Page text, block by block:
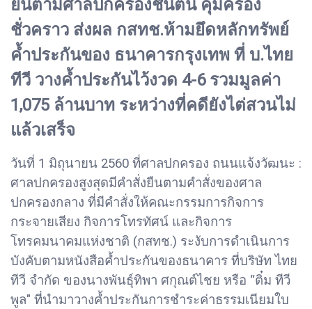
ยืนตามศาลปกครองชั้นต้น คุ้มครอง
ชั่วคราว ส่งผล กสทช.ห้ามยึดหลักทรัพย์
ค้ำประกันของ ธนาคารกรุงเทพ ที่ บ.ไทย
ทีวี วางค้ำประกันไว้งวด 4-6 รวมมูลค่า
1,075 ล้านบาท ระหว่างที่คดียังไต่สวนไม่
แล้วเสร็จ
วันที่ 1 มิถุนายน 2560 ที่ศาลปกครอง ถนนแจ้งวัฒนะ :
ศาลปกครองสูงสุดมีคำสั่งยืนตามคำสั่งของศาล
ปกครองกลาง ที่มีคำสั่งให้คณะกรรมการกิจการ
กระจายเสียง กิจการโทรทัศน์ และกิจการ
โทรคมนาคมแห่งชาติ (กสทช.) ระงับการดำเนินการ
บังคับตามหนังสือค้ำประกันของธนาคาร ที่บริษัท ไทย
ทีวี จำกัด ของนางพันธุ์ทิพา ศกุณต์ไชย หรือ “ติ๋ม ทีวี
พูล" ที่นำมาวางค้ำประกันการชำระค่าธรรมเนียมใบ